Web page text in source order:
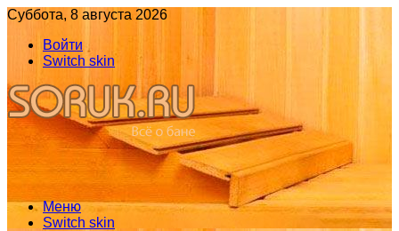
Суббота, 8 августа 2026
Войти
Switch skin
Меню
Switch skin